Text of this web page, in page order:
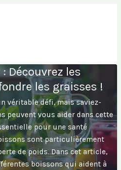
Découvrez les
les graisses !
véritable défi, mais saviez-
peuvent vous aider dans cette
pour une santé
sont particulièrement
de poids. Dans cet article,
boissons qui aident à